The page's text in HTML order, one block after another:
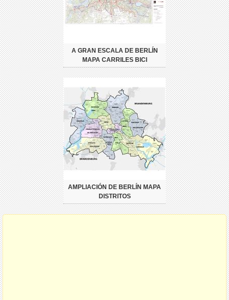
A GRAN ESCALA DE BERLÍN
MAPA CARRILES BICI
AMPLIACIÓN DE BERLÍN MAPA
DISTRITOS